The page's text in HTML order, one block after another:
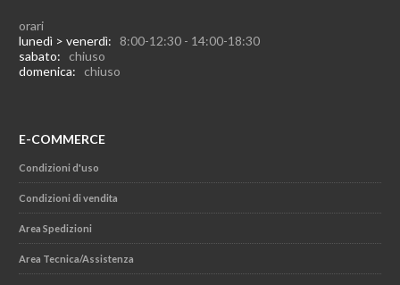
orari
lunedì > venerdì: 8:00-12:30 - 14:00-18:30
sabato: chiuso
domenica: chiuso
E-COMMERCE
Condizioni d'uso
Condizioni di vendita
Area Spedizioni
Area Tecnica/Assistenza